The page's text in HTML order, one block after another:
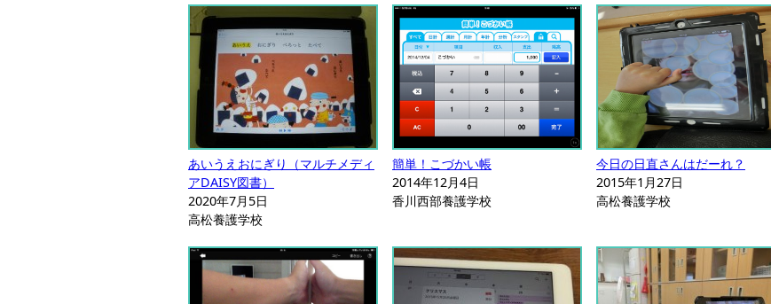
あいうえおにぎり（マルチメディ
アDAISY図書）
2020年7月5日
高松養護学校
簡単！こづかい帳
2014年12月4日
香川西部養護学校
今日の日直さんはだーれ？
2015年1月27日
高松養護学校